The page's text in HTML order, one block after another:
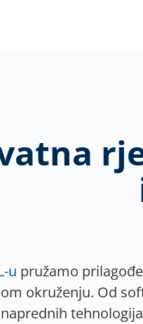
u pružamo
okruženju. Od
naprednih